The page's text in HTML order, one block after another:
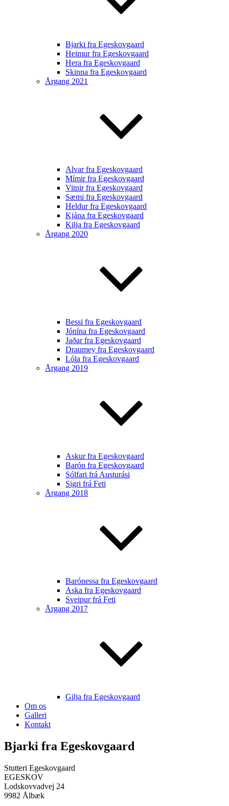
Bjarki fra Egeskovgaard
Heimur fra Egeskovgaard
Hera fra Egeskovgaard
Skinna fra Egeskovgaard
Årgang 2021
Alvar fra Egeskovgaard
Mímir fra Egeskovgaard
Vitnir fra Egeskovgaard
Sæmi fra Egeskovgaard
Heldur fra Egeskovgaard
Kjána fra Egeskovgaard
Kilja fra Egeskovgaard
Årgang 2020
Bessi fra Egeskovgaard
Jónína fra Egeskovgaard
Jaðar fra Egeskovgaard
Draumey fra Egeskovgaard
Lóla fra Egeskovgaard
Årgang 2019
Askur fra Egeskovgaard
Barón fra Egeskovgaard
Sólfari frá Austurási
Sigri frá Feti
Årgang 2018
Barónessa fra Egeskovgaard
Aska fra Egeskovgaard
Sveipur frá Feti
Årgang 2017
Gilja fra Egeskovgaard
Om os
Galleri
Kontakt
Bjarki fra Egeskovgaard
Stutteri Egeskovgaard
EGESKOV
Lodskovvadvej 24
9982 Ålbæk